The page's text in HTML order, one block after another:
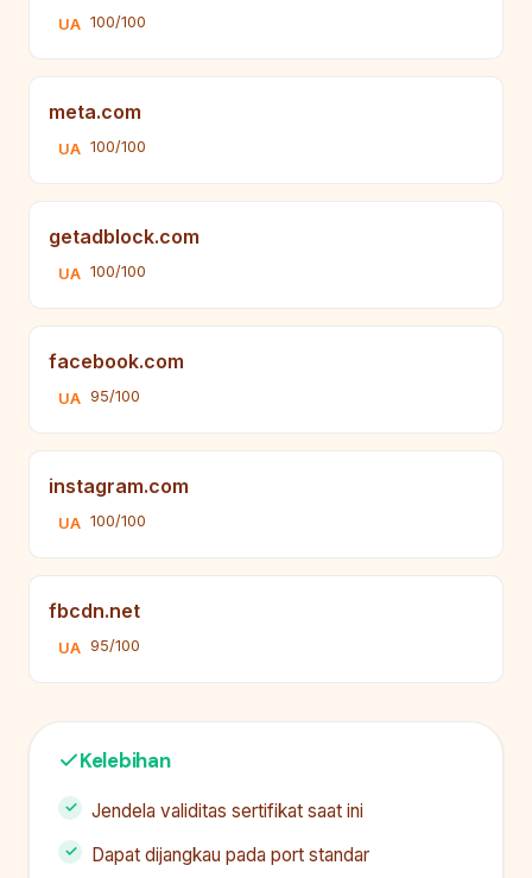
UA 100/100
meta.com
UA 100/100
getadblock.com
UA 100/100
facebook.com
UA 95/100
instagram.com
UA 100/100
fbcdn.net
UA 95/100
Kelebihan
Jendela validitas sertifikat saat ini
Dapat dijangkau pada port standar